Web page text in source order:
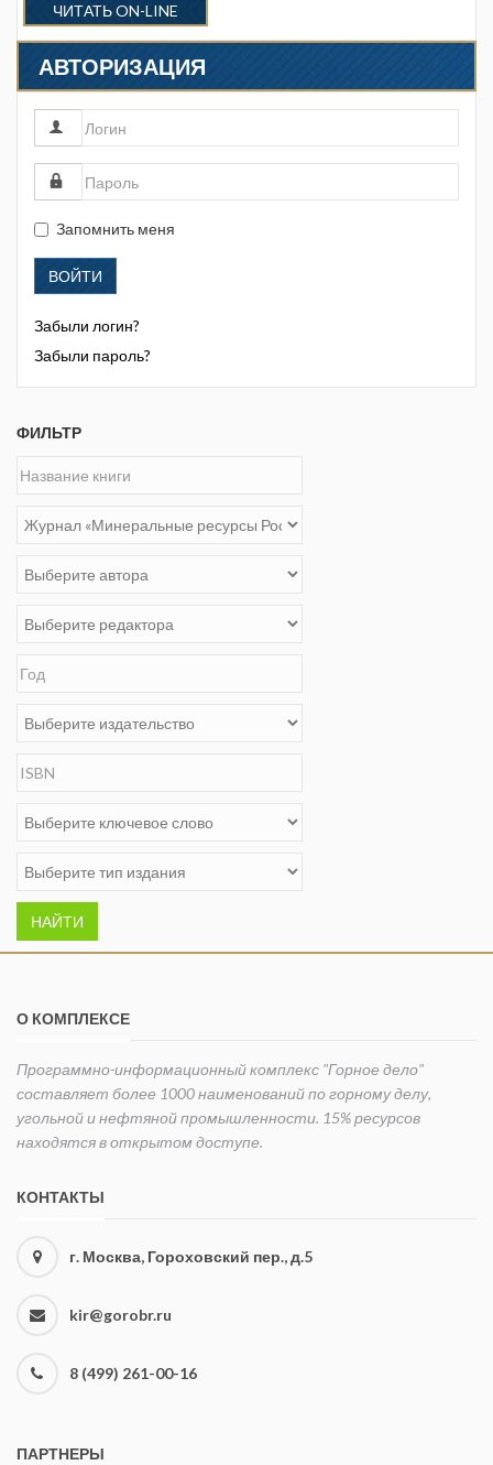
ЧИТАТЬ ON-LINE
АВТОРИЗАЦИЯ
Запомнить меня
ВОЙТИ
Забыли логин?
Забыли пароль?
ФИЛЬТР
НАЙТИ
О КОМПЛЕКСЕ
Программно-информационный комплекс "Горное дело"
составляет более 1000 наименований по горному делу,
угольной и нефтяной промышленности. 15% ресурсов
находятся в открытом доступе.
КОНТАКТЫ
г. Москва, Гороховский пер., д.5
kir@gorobr.ru
8 (499) 261-00-16
ПАРТНЕРЫ